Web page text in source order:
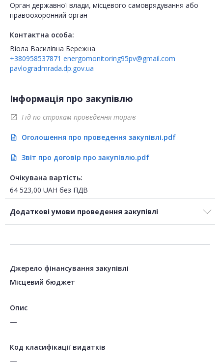
Орган державної влади, місцевого самоврядування або
правоохоронний орган
Контактна особа:
Віола Василівна Бережна
+380958537871 energomonitoring95pv@gmail.com
pavlogradmrada.dp.gov.ua
Інформація про закупівлю
open_in_new Гід по строкам проведення торгів
description Оголошення про проведення закупівлі.pdf
description Звіт про договір про закупівлю.pdf
Очікувана вартість:
64 523,00 UAH без ПДВ
Додаткові умови проведення закупівлі
Джерело фінансування закупівлі
Місцевий бюджет
Опис
—
Код класифікації видатків
—